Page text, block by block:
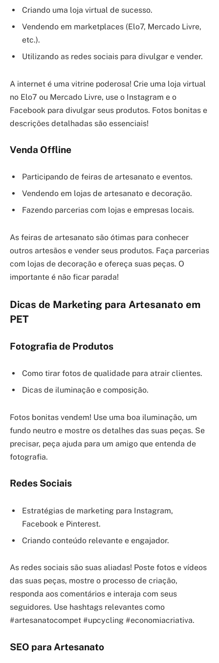
Criando uma loja virtual de sucesso.
Vendendo em marketplaces (Elo7, Mercado Livre,
etc.).
Utilizando as redes sociais para divulgar e vender.
A internet é uma vitrine poderosa! Crie uma loja virtual
no Elo7 ou Mercado Livre, use o Instagram e o
Facebook para divulgar seus produtos. Fotos bonitas e
descrições detalhadas são essenciais!
Venda Offline
Participando de feiras de artesanato e eventos.
Vendendo em lojas de artesanato e decoração.
Fazendo parcerias com lojas e empresas locais.
As feiras de artesanato são ótimas para conhecer
outros artesãos e vender seus produtos. Faça parcerias
com lojas de decoração e ofereça suas peças. O
importante é não ficar parada!
Dicas de Marketing para Artesanato em
PET
Fotografia de Produtos
Como tirar fotos de qualidade para atrair clientes.
Dicas de iluminação e composição.
Fotos bonitas vendem! Use uma boa iluminação, um
fundo neutro e mostre os detalhes das suas peças. Se
precisar, peça ajuda para um amigo que entenda de
fotografia.
Redes Sociais
Estratégias de marketing para Instagram,
Facebook e Pinterest.
Criando conteúdo relevante e engajador.
As redes sociais são suas aliadas! Poste fotos e vídeos
das suas peças, mostre o processo de criação,
responda aos comentários e interaja com seus
seguidores. Use hashtags relevantes como
#artesanatocompet #upcycling #economiacriativa.
SEO para Artesanato